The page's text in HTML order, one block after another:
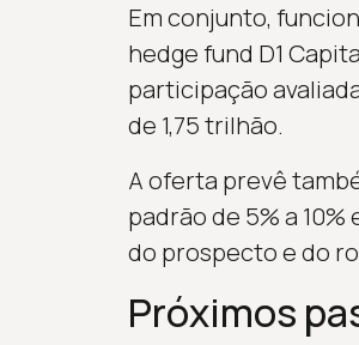
Em conjunto,
hedge fund D1
participação
de 1,75 trilhão.
A oferta prevê
padrão de 5% a
do prospecto e do
Próximos